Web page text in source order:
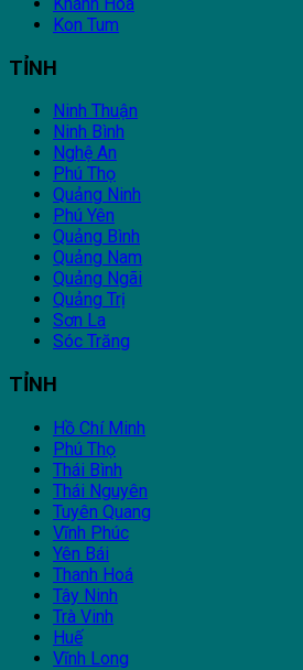
Kon Tum
TỈNH
Ninh Thuận
Ninh Bình
Nghệ An
Phú Thọ
Quảng Ninh
Phú Yên
Quảng Bình
Quảng Nam
Quảng Ngãi
Quảng Trị
Sơn La
Sóc Trăng
TỈNH
Hồ Chí Minh
Phú Thọ
Thái Bình
Thái Nguyên
Tuyên Quang
Vĩnh Phúc
Yên Bái
Thanh Hoá
Tây Ninh
Trà Vinh
Huế
Vĩnh Long